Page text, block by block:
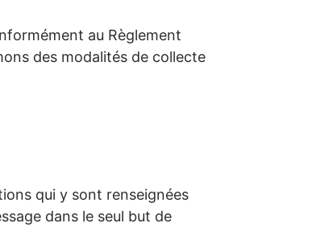
au Règlement
des modalités de collecte
qui y sont renseignées
dans le seul but de